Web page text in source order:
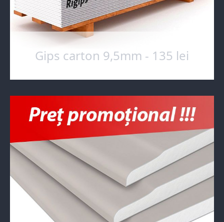
Gips carton 9,5mm - 135 lei